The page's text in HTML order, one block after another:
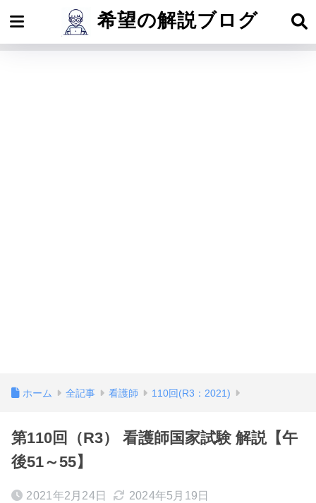
希望の解説ブログ
ホーム 全記事 看護師 110回(R3：2021)
第110回（R3） 看護師国家試験 解説【午
後51～55】
2021年2月24日 2024年5月19日